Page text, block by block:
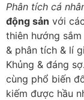
Phân tích cá
động sản với
thiên hướng
& phân tích & lí
Khủng & đáng
cùng phổ biến
kiếm được hầu